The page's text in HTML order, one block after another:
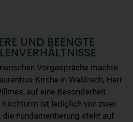
UND BEENGTE
Vorgespräche machte
Kirche in Waldrach, Herr
auf eine Besonderheit
Kirchturm ist lediglich von zwei
die Fundamentierung steht auf